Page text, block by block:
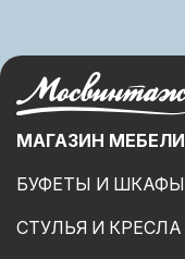
МАГАЗИН МЕБЕЛИ
БУФЕТЫ И ШКАФЫ
СТУЛЬЯ И КРЕСЛА